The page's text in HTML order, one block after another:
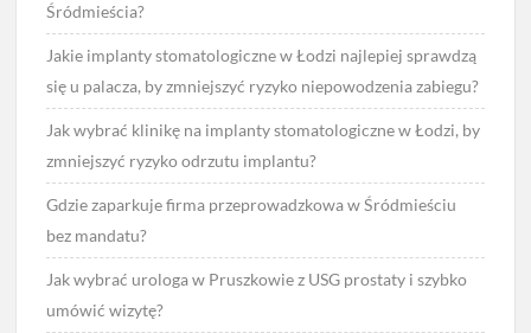
Śródmieścia?
Jakie implanty stomatologiczne w Łodzi najlepiej sprawdzą
się u palacza, by zmniejszyć ryzyko niepowodzenia zabiegu?
Jak wybrać klinikę na implanty stomatologiczne w Łodzi, by
zmniejszyć ryzyko odrzutu implantu?
Gdzie zaparkuje firma przeprowadzkowa w Śródmieściu
bez mandatu?
Jak wybrać urologa w Pruszkowie z USG prostaty i szybko
umówić wizytę?